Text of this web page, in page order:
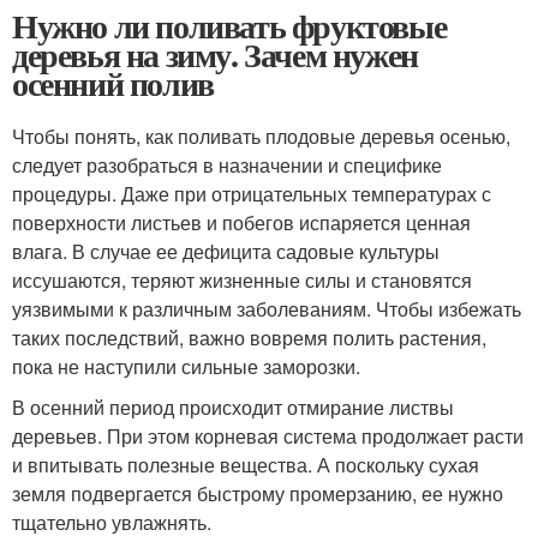
Нужно ли поливать фруктовые
деревья на зиму. Зачем нужен
осенний полив
Чтобы понять, как поливать плодовые деревья осенью,
следует разобраться в назначении и специфике
процедуры. Даже при отрицательных температурах с
поверхности листьев и побегов испаряется ценная
влага. В случае ее дефицита садовые культуры
иссушаются, теряют жизненные силы и становятся
уязвимыми к различным заболеваниям. Чтобы избежать
таких последствий, важно вовремя полить растения,
пока не наступили сильные заморозки.
В осенний период происходит отмирание листвы
деревьев. При этом корневая система продолжает расти
и впитывать полезные вещества. А поскольку сухая
земля подвергается быстрому промерзанию, ее нужно
тщательно увлажнять.